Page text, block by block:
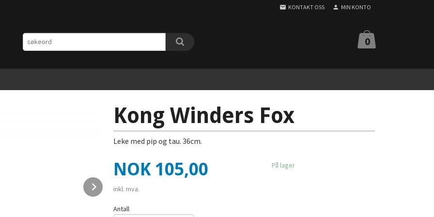
KONTAKT OSS MIN KONTO
0
Next
Kong Winders Fox
Leke med pip og tau. 36cm.
Pris
NOK 105,00
inkl. mva.
På lager
Antall